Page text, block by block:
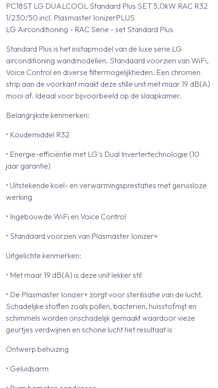
PC18ST LG DUALCOOL Standard Plus SET 5,0kW RAC R32
1/230/50 incl. Plasmaster IonizerPLUS
LG Airconditioning - RAC Serie - set Standard Plus
Standard Plus is het instapmodel van de luxe serie LG
airconditioning wandmodellen. Standaard voorzien van WiFi,
Voice Control en diverse filtermogelijkheden. Een chromen
strip aan de voorkant maakt deze stille unit met maar 19 dB(A)
mooi af. Ideaal voor bijvoorbeeld op de slaapkamer.
Belangrijkste kenmerken:
• Koudemiddel R32
• Energie-efficiëntie met LG's Dual Invertertechnologie (10
jaar garantie)
• Uitstekende koel- en verwarmingsprestaties met geruisloze
werking
• Ingebouwde WiFi en Voice Control
• Standaard voorzien van Plasmaster Ionizer+
Uitgelichte kenmerken:
• Met maar 19 dB(A) is deze unit lekker stil
• De Plasmaster Ionizer+ zorgt voor sterilisatie van de lucht.
Schadelijke stoffen zoals pollen, bacteriën, huisstofmijt en
schimmels worden onschadelijk gemaakt waardoor vieze
geurtjes verdwijnen en schone lucht het resultaat is
Ontwerp behuizing
• Geluidsarm